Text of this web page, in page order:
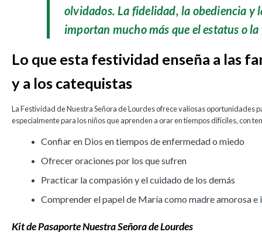
olvidados. La fidelidad, la obediencia y
importan mucho más que el estatus o la
Lo que esta festividad enseña a las
y a los catequistas
La Festividad de Nuestra Señora de Lourdes ofrece valiosas oportunidades
especialmente para los niños que aprenden a orar en tiempos difíciles, con
Confiar en Dios en tiempos de enfermedad o miedo
Ofrecer oraciones por los que sufren
Practicar la compasión y el cuidado de los demás
Comprender el papel de María como madre amorosa e
Kit de Pasaporte Nuestra Señora de Lourdes